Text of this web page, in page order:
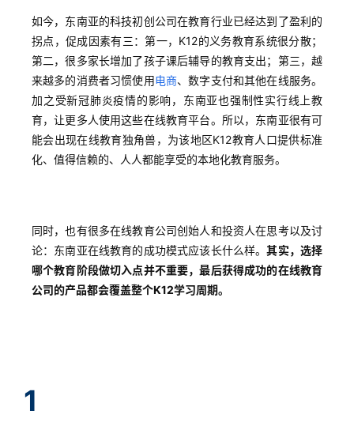
如今，东南亚的科技初创公司在教育行业已经达到了盈利的
拐点，促成因素有三：第一，K12的义务教育系统很分散；
第二，很多家长增加了孩子课后辅导的教育支出；第三，越
来越多的消费者习惯使用电商、数字支付和其他在线服务。
加之受新冠肺炎疫情的影响，东南亚也强制性实行线上教
育，让更多人使用这些在线教育平台。所以，东南亚很有可
能会出现在线教育独角兽，为该地区K12教育人口提供标准
化、值得信赖的、人人都能享受的本地化教育服务。
同时，也有很多在线教育公司创始人和投资人在思考以及讨
论：东南亚在线教育的成功模式应该长什么样。其实， 选择
哪个教育阶段做切入点并不重要，最后获得成功的在线教育
公司的产品都会覆盖整个K12学习周期。
1